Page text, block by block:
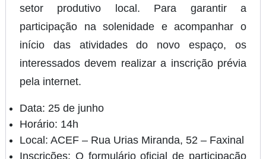
setor produtivo local. Para garantir a
participação na solenidade e acompanhar o
início das atividades do novo espaço, os
interessados devem realizar a inscrição prévia
pela internet.
Data: 25 de junho
Horário: 14h
Local: ACEF – Rua Urias Miranda, 52 – Faxinal
Inscrições: O formulário oficial de participação